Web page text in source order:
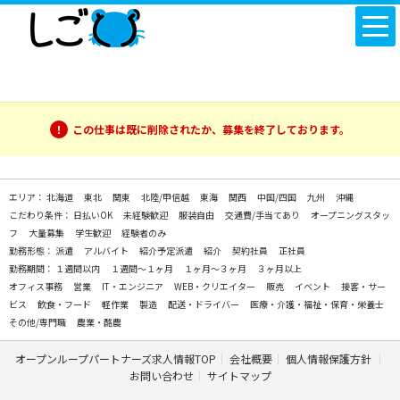
この仕事は既に削除されたか、募集を終了しております。
エリア： 北海道 東北 関東 北陸/甲信越 東海 関西 中国/四国 九州
沖縄
こだわり条件： 日払いOK 未経験歓迎 服装自由 交通費/手当てあり
オープニングスタッ
フ
大量募集 学生歓迎
経験者のみ
勤務形態： 派遣 アルバイト 紹介予定派遣 紹介 契約社員
正社員
勤務期間： １週間以内 １週間～１ヶ月 １ヶ月～３ヶ月
３ヶ月以上
オフィス事務
営業 IT・エンジニア WEB・クリエイター 販売 イベント
接客・サー
ビス
飲食・フード 軽作業 製造 配送・ドライバー
医療・介護・福祉・保育・栄養士
その他/専門職
農業・酪農
オープンループパートナーズ求人情報TOP 会社概要
個人情報保護方針
お問い合わせ
サイトマップ